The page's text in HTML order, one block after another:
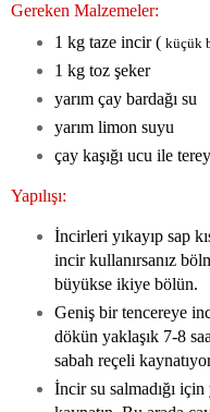
Gereken Malzemeler:
1 kg taze incir ( küçük
1 kg toz şeker
yarım çay bardağı su
yarım limon suyu
çay kaşığı ucu ile
Yapılışı:
İncirleri yıkayıp sap
incir kullanırsanız
büyükse ikiye bölün.
Geniş bir tencereye
dökün yaklaşık 7-8
sabah reçeli
İncir su salmadığı